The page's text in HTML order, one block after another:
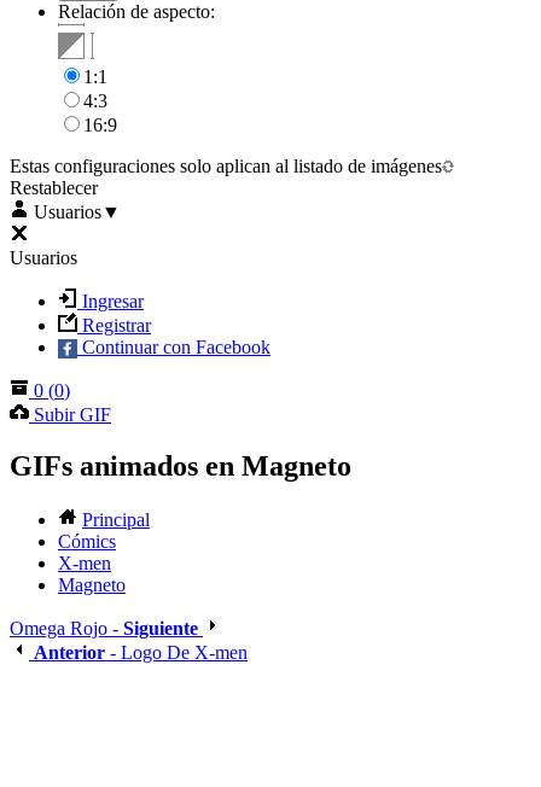
Relación de aspecto:
1:1
4:3
16:9
Estas configuraciones solo aplican al listado de imágenes
Restablecer
Usuarios▼
Usuarios
Ingresar
Registrar
Continuar con Facebook
0 (0)
Subir GIF
GIFs animados en Magneto
Principal
Cómics
X-men
Magneto
Omega Rojo - Siguiente
Anterior - Logo De X-men